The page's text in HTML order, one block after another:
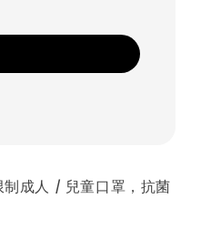
成人 / 兒童口罩，抗菌